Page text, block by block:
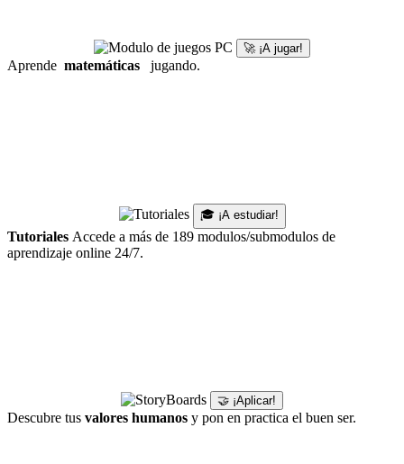
🚀 ¡A jugar!
Aprende matemáticas jugando.
🎓 ¡A estudiar!
Tutoriales Accede a más de 189 modulos/submodulos de
aprendizaje online 24/7.
🤝 ¡Aplicar!
Descubre tus valores humanos y pon en practica el buen ser.